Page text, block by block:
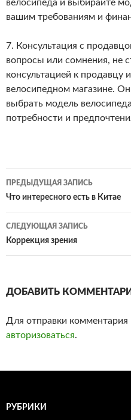
велосипеда и выбирайте
вашим требованиям и
7. Консультация с
вопросы или сомнения, не
консультацией к продавцу
велосипедном магазине.
выбрать модель
потребности и
Навигация
по
записям
ПРЕДЫДУЩАЯ ЗАПИСЬ
Что интересного есть в Китае
СЛЕДУЮЩАЯ ЗАПИСЬ
Коррекция зрения
ДОБАВИТЬ
Для отправки
авторизоваться.
РУБРИКИ